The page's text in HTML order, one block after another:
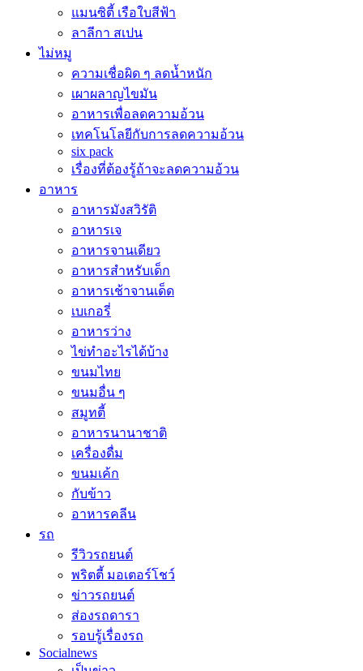
แมนซิตี้ เรือใบสีฟ้า
ลาลีกา สเปน
ไม่หมู
ความเชื่อผิด ๆ ลดน้ำหนัก
เผาผลาญไขมัน
อาหารเพื่อลดความอ้วน
เทคโนโลยีกับการลดความอ้วน
six pack
เรื่องที่ต้องรู้ถ้าจะลดความอ้วน
อาหาร
อาหารมังสวิรัติ
อาหารเจ
อาหารจานเดียว
อาหารสำหรับเด็ก
อาหารเช้าจานเด็ด
เบเกอรี่
อาหารว่าง
ไข่ทำอะไรได้บ้าง
ขนมไทย
ขนมอื่น ๆ
สมูทตี้
อาหารนานาชาติ
เครื่องดื่ม
ขนมเค้ก
กับข้าว
อาหารคลีน
รถ
รีวิวรถยนต์
พริตตี้ มอเตอร์โชว์
ข่าวรถยนต์
ส่องรถดารา
รอบรู้เรื่องรถ
Socialnews